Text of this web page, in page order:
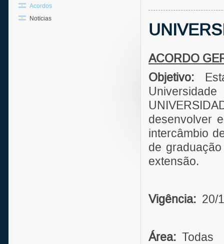
Acordos
Notícias
ACORDO
Objetivo:
desenvolver
intercâmbio
de
extensão.
Vigência: 20/
Área: Todas